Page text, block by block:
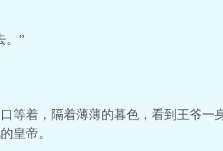
。”
等着，隔着薄薄的暮色，看到王爷一
皇帝。